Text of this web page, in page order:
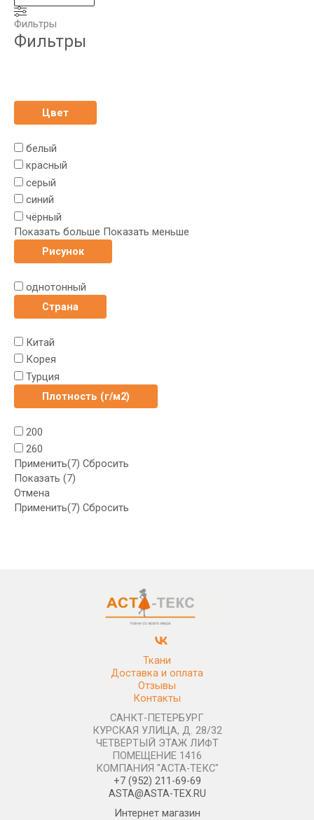
Фильтры
Фильтры
Цвет
белый
красный
серый
синий
чёрный
Показать больше Показать меньше
Рисунок
однотонный
Страна
Китай
Корея
Турция
Плотность (г/м2)
200
260
Применить(7) Сбросить
Показать (7)
Отмена
Применить(7) Сбросить
Ткани
Доставка и оплата
Отзывы
Контакты
САНКТ-ПЕТЕРБУРГ
КУРСКАЯ УЛИЦА, Д. 28/32
ЧЕТВЕРТЫЙ ЭТАЖ ЛИФТ
ПОМЕЩЕНИЕ 1416
КОМПАНИЯ "АСТА-ТЕКС"
+7 (952) 211-69-69
ASTA@ASTA-TEX.RU
Интернет магазин